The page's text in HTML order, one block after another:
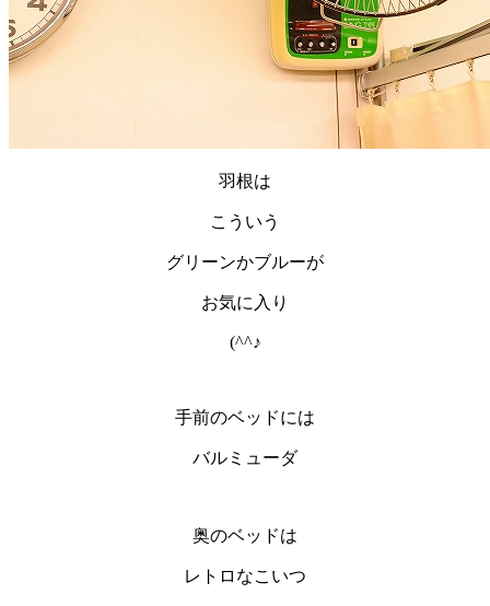
羽根は
こういう
グリーンかブルーが
お気に入り
(^^♪
手前のベッドには
バルミューダ
奥のベッドは
レトロなこいつ